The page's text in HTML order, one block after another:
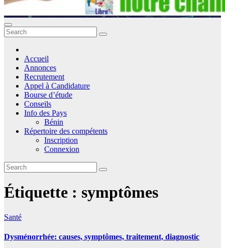
Accueil
Annonces
Recrutement
Appel à Candidature
Bourse d’étude
Conseils
Info des Pays
Bénin
Répertoire des compétents
Inscription
Connexion
Étiquette : symptômes
Santé
Dysménorrhée: causes, symptômes, traitement, diagnostic